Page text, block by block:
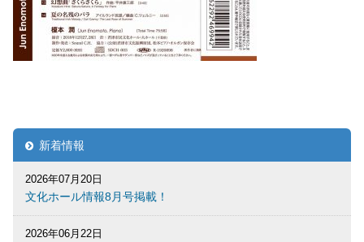
新着情報
2026年07月20日
文化ホール情報8月号掲載！
2026年06月22日